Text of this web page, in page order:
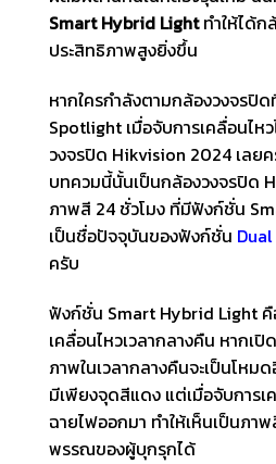
Smart Hybrid Lightทำให้ได้ก
ประสิทธิภาพสูงยิ่งขึ้น
หากใครกำลังตามกล้องวงจรปิ
Spotlight เมื่อจับการเคลื่อนไห
วงจรปิด Hikvision 2024 เลยค
บทควมนี้นั้นเป็นกล้องวงจรปิด
ภาพสี 24 ชั่วโมง ที่มีฟังก์ชั่น
เป็นชื่อปัจจุบันของฟังก์ชั่น
ครับ
ฟังก์ชั่น Smart Hybrid Light คื
เคลื่อนไหวเวลากลางคืน หากเ
ภาพในเวลากลางคืนจะเป็นโหม
มีเพียงจุดสีแดง แต่เมื่อจับการเ
ฉายไฟออกมา ทำให้เห็นเป็นภาพ
พรรณของผู้บุกรุกได้